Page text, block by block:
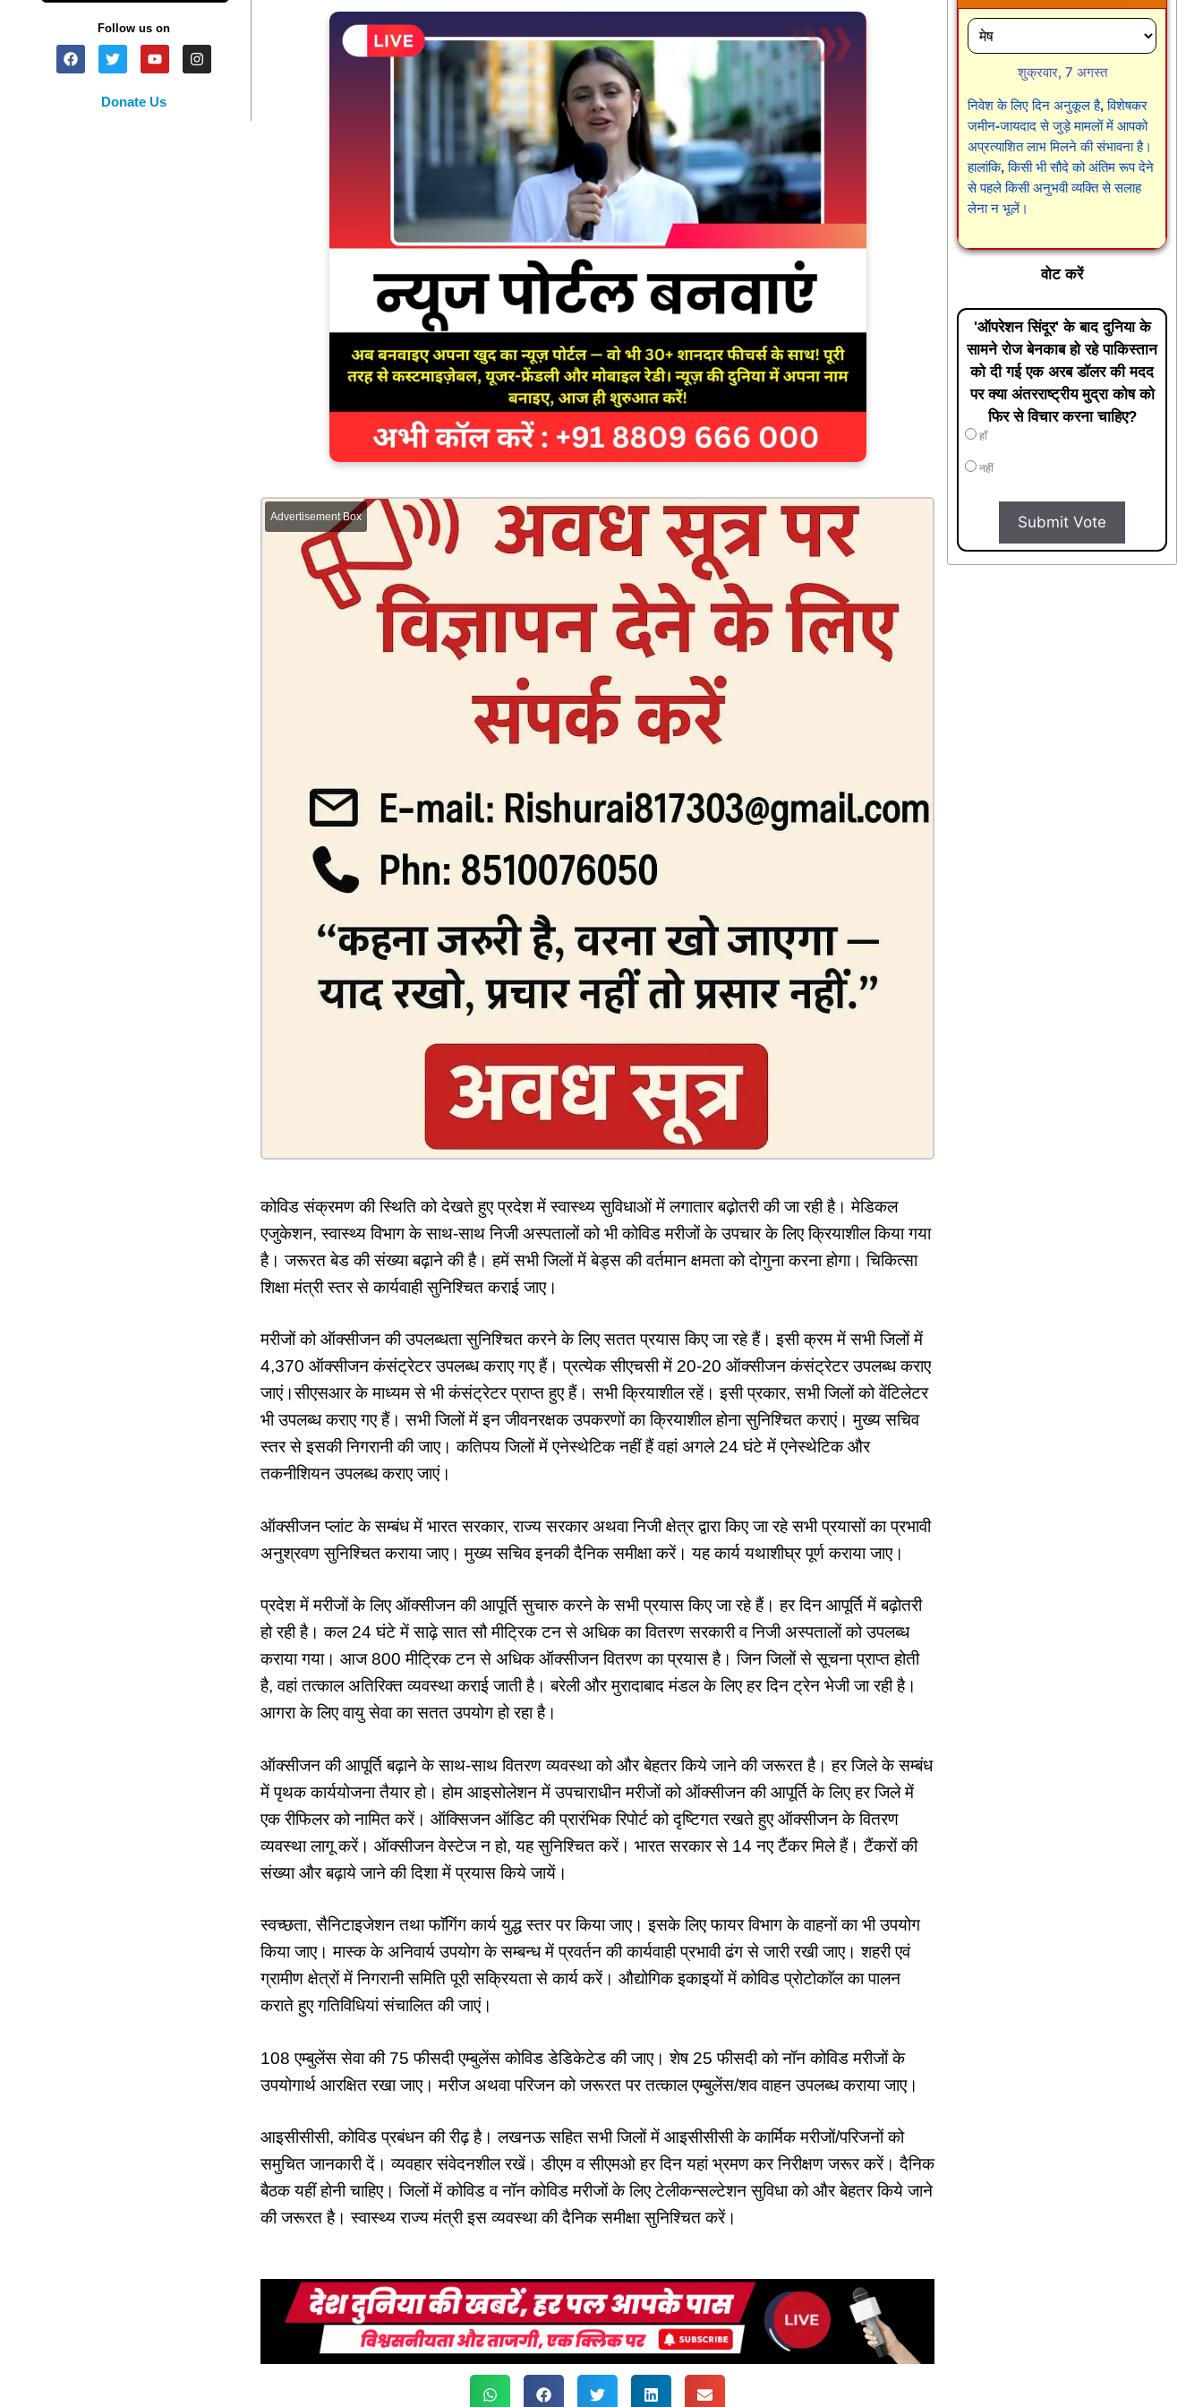
Follow us on
Donate Us
Advertisement Box
कोविड संक्रमण की स्थिति को देखते हुए प्रदेश में स्वास्थ्य सुविधाओं में लगातार बढ़ोतरी की जा रही है। मेडिकल
एजुकेशन, स्वास्थ्य विभाग के साथ-साथ निजी अस्पतालों को भी कोविड मरीजों के उपचार के लिए क्रियाशील किया गया
है। जरूरत बेड की संख्या बढ़ाने की है। हमें सभी जिलों में बेड्स की वर्तमान क्षमता को दोगुना करना होगा। चिकित्सा
शिक्षा मंत्री स्तर से कार्यवाही सुनिश्चित कराई जाए।
मरीजों को ऑक्सीजन की उपलब्धता सुनिश्चित करने के लिए सतत प्रयास किए जा रहे हैं। इसी क्रम में सभी जिलों में
4,370 ऑक्सीजन कंसंट्रेटर उपलब्ध कराए गए हैं। प्रत्येक सीएचसी में 20-20 ऑक्सीजन कंसंट्रेटर उपलब्ध कराए
जाएं।सीएसआर के माध्यम से भी कंसंट्रेटर प्राप्त हुए हैं। सभी क्रियाशील रहें। इसी प्रकार, सभी जिलों को वेंटिलेटर
भी उपलब्ध कराए गए हैं। सभी जिलों में इन जीवनरक्षक उपकरणों का क्रियाशील होना सुनिश्चित कराएं। मुख्य सचिव
स्तर से इसकी निगरानी की जाए। कतिपय जिलों में एनेस्थेटिक नहीं हैं वहां अगले 24 घंटे में एनेस्थेटिक और
तकनीशियन उपलब्ध कराए जाएं।
ऑक्सीजन प्लांट के सम्बंध में भारत सरकार, राज्य सरकार अथवा निजी क्षेत्र द्वारा किए जा रहे सभी प्रयासों का प्रभावी
अनुश्रवण सुनिश्चित कराया जाए। मुख्य सचिव इनकी दैनिक समीक्षा करें। यह कार्य यथाशीघ्र पूर्ण कराया जाए।
प्रदेश में मरीजों के लिए ऑक्सीजन की आपूर्ति सुचारु करने के सभी प्रयास किए जा रहे हैं। हर दिन आपूर्ति में बढ़ोतरी
हो रही है। कल 24 घंटे में साढ़े सात सौ मीट्रिक टन से अधिक का वितरण सरकारी व निजी अस्पतालों को उपलब्ध
कराया गया। आज 800 मीट्रिक टन से अधिक ऑक्सीजन वितरण का प्रयास है। जिन जिलों से सूचना प्राप्त होती
है, वहां तत्काल अतिरिक्त व्यवस्था कराई जाती है। बरेली और मुरादाबाद मंडल के लिए हर दिन ट्रेन भेजी जा रही है।
आगरा के लिए वायु सेवा का सतत उपयोग हो रहा है।
ऑक्सीजन की आपूर्ति बढ़ाने के साथ-साथ वितरण व्यवस्था को और बेहतर किये जाने की जरूरत है। हर जिले के सम्बंध
में पृथक कार्ययोजना तैयार हो। होम आइसोलेशन में उपचाराधीन मरीजों को ऑक्सीजन की आपूर्ति के लिए हर जिले में
एक रीफिलर को नामित करें। ऑक्सिजन ऑडिट की प्रारंभिक रिपोर्ट को दृष्टिगत रखते हुए ऑक्सीजन के वितरण
व्यवस्था लागू करें। ऑक्सीजन वेस्टेज न हो, यह सुनिश्चित करें। भारत सरकार से 14 नए टैंकर मिले हैं। टैंकरों की
संख्या और बढ़ाये जाने की दिशा में प्रयास किये जायें।
स्वच्छता, सैनिटाइजेशन तथा फाॅगिंग कार्य युद्ध स्तर पर किया जाए। इसके लिए फायर विभाग के वाहनों का भी उपयोग
किया जाए। मास्क के अनिवार्य उपयोग के सम्बन्ध में प्रवर्तन की कार्यवाही प्रभावी ढंग से जारी रखी जाए। शहरी एवं
ग्रामीण क्षेत्रों में निगरानी समिति पूरी सक्रियता से कार्य करें। औद्योगिक इकाइयों में कोविड प्रोटोकाॅल का पालन
कराते हुए गतिविधियां संचालित की जाएं।
108 एम्बुलेंस सेवा की 75 फीसदी एम्बुलेंस कोविड डेडिकेटेड की जाए। शेष 25 फीसदी को नॉन कोविड मरीजों के
उपयोगार्थ आरक्षित रखा जाए। मरीज अथवा परिजन को जरूरत पर तत्काल एम्बुलेंस/शव वाहन उपलब्ध कराया जाए।
आइसीसीसी, कोविड प्रबंधन की रीढ़ है। लखनऊ सहित सभी जिलों में आइसीसीसी के कार्मिक मरीजों/परिजनों को
समुचित जानकारी दें। व्यवहार संवेदनशील रखें। डीएम व सीएमओ हर दिन यहां भ्रमण कर निरीक्षण जरूर करें। दैनिक
बैठक यहीं होनी चाहिए। जिलों में कोविड व नॉन कोविड मरीजों के लिए टेलीकन्सल्टेशन सुविधा को और बेहतर किये जाने
की जरूरत है। स्वास्थ्य राज्य मंत्री इस व्यवस्था की दैनिक समीक्षा सुनिश्चित करें।
शुक्रवार, 7 अगस्त
निवेश के लिए दिन अनुकूल है, विशेषकर
जमीन-जायदाद से जुड़े मामलों में आपको
अप्रत्याशित लाभ मिलने की संभावना है।
हालांकि, किसी भी सौदे को अंतिम रूप देने
से पहले किसी अनुभवी व्यक्ति से सलाह
लेना न भूलें।
वोट करें
'ऑपरेशन सिंदूर' के बाद दुनिया के
सामने रोज बेनकाब हो रहे पाकिस्तान
को दी गई एक अरब डॉलर की मदद
पर क्या अंतरराष्ट्रीय मुद्रा कोष को
फिर से विचार करना चाहिए?
हाँ
नहीं
Submit Vote